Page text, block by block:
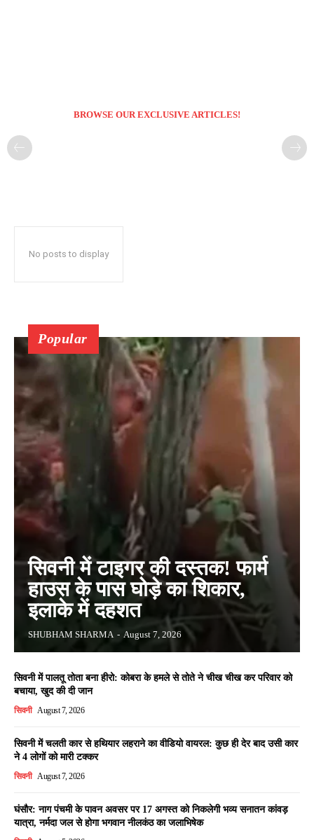
BROWSE OUR EXCLUSIVE ARTICLES!
No posts to display
Popular
सिवनी में टाइगर की दस्तक! फार्म
हाउस के पास घोड़े का शिकार,
इलाके में दहशत
SHUBHAM SHARMA - August 7, 2026
सिवनी में पालतू तोता बना हीरो: कोबरा के हमले से तोते ने चीख चीख कर परिवार को
बचाया, खुद की दी जान
सिवनी August 7, 2026
सिवनी में चलती कार से हथियार लहराने का वीडियो वायरल: कुछ ही देर बाद उसी कार
ने 4 लोगों को मारी टक्कर
सिवनी August 7, 2026
घंसौर: नाग पंचमी के पावन अवसर पर 17 अगस्त को निकलेगी भव्य सनातन कांवड़
यात्रा, नर्मदा जल से होगा भगवान नीलकंठ का जलाभिषेक